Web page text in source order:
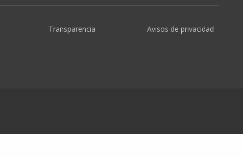
Transparencia Avisos de privacidad